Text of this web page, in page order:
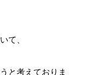
て、
と考えておりま